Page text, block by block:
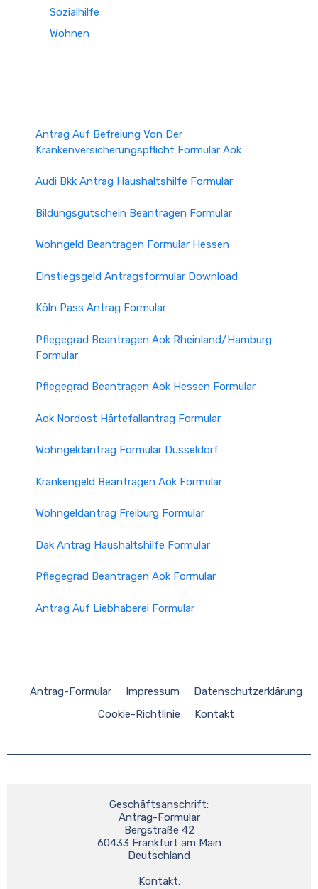
Sozialhilfe
Wohnen
Antrag Auf Befreiung Von Der
Krankenversicherungspflicht Formular Aok
Audi Bkk Antrag Haushaltshilfe Formular
Bildungsgutschein Beantragen Formular
Wohngeld Beantragen Formular Hessen
Einstiegsgeld Antragsformular Download
Köln Pass Antrag Formular
Pflegegrad Beantragen Aok Rheinland/Hamburg
Formular
Pflegegrad Beantragen Aok Hessen Formular
Aok Nordost Härtefallantrag Formular
Wohngeldantrag Formular Düsseldorf
Krankengeld Beantragen Aok Formular
Wohngeldantrag Freiburg Formular
Dak Antrag Haushaltshilfe Formular
Pflegegrad Beantragen Aok Formular
Antrag Auf Liebhaberei Formular
Antrag-Formular Impressum
Datenschutzerklärung
Cookie-Richtlinie
Kontakt
Geschäftsanschrift:
Antrag-Formular
Bergstraße 42
60433 Frankfurt am Main
Deutschland
Kontakt: